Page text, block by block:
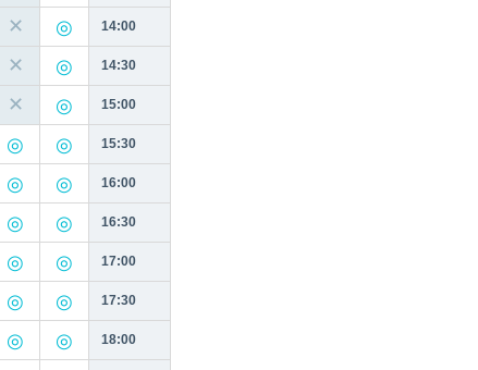
✕ 14:00
✕ 14:30
✕ 15:00
15:30
16:00
16:30
17:00
17:30
18:00